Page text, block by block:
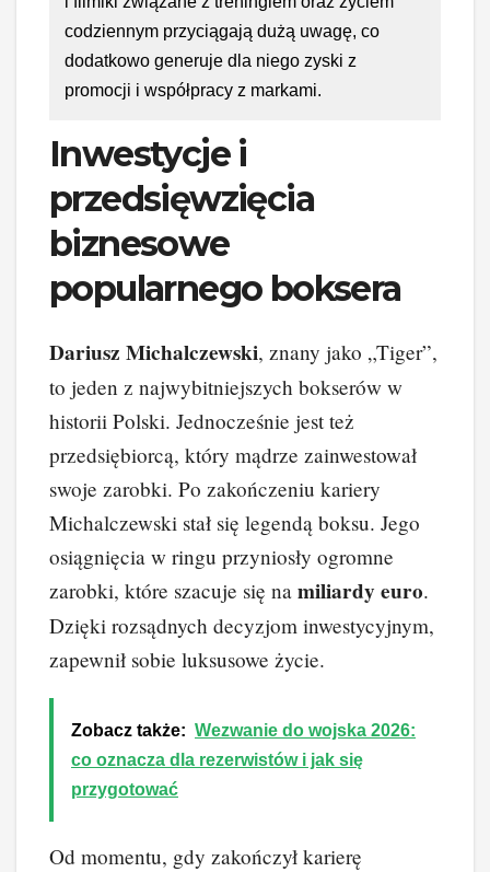
codziennym przyciągają dużą uwagę, co
dodatkowo generuje dla niego zyski z
promocji i współpracy z markami.
Inwestycje i
przedsięwzięcia
biznesowe
popularnego boksera
Dariusz Michalczewski, znany jako „Tiger”,
to jeden z najwybitniejszych bokserów w
historii Polski. Jednocześnie jest też
przedsiębiorcą, który mądrze zainwestował
swoje zarobki. Po zakończeniu kariery
Michalczewski stał się legendą boksu. Jego
osiągnięcia w ringu przyniosły ogromne
zarobki, które szacuje się na miliardy euro.
Dzięki rozsądnych decyzjom inwestycyjnym,
zapewnił sobie luksusowe życie.
Zobacz także: Wezwanie do wojska 2026:
co oznacza dla rezerwistów i jak się
przygotować
Od momentu, gdy zakończył karierę